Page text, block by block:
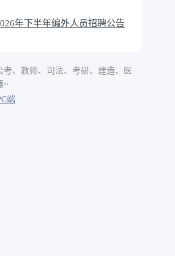
年下半年编外人员招聘公告
、教师、司法、考研、建造、医
~
端